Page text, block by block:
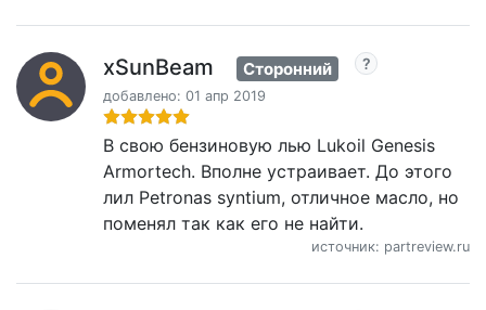
xSunBeam Сторонний
добавлено: 01 апр 2019
В свою бензиновую лью Lukoil Genesis
Armortech. Вполне устраивает. До этого
лил Petronas syntium, отличное масло, но
поменял так как его не найти.
источник: partreview.ru